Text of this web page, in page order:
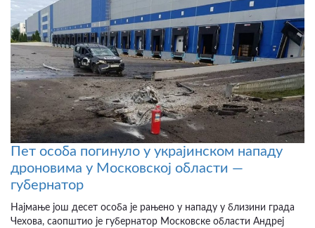
Пет особа погинуло у украјинском нападу
дроновима у Московској области —
губернатор
Најмање још десет особа је рањено у нападу у близини града
Чехова, саопштио је губернатор Московске области Андреј